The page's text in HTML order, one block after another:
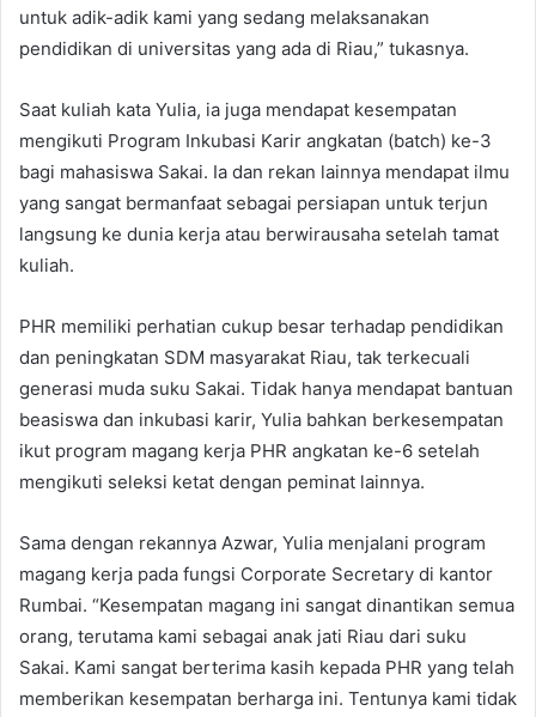
untuk adik-adik kami yang sedang melaksanakan
pendidikan di universitas yang ada di Riau,” tukasnya.
Saat kuliah kata Yulia, ia juga mendapat kesempatan
mengikuti Program Inkubasi Karir angkatan (batch) ke-3
bagi mahasiswa Sakai. Ia dan rekan lainnya mendapat ilmu
yang sangat bermanfaat sebagai persiapan untuk terjun
langsung ke dunia kerja atau berwirausaha setelah tamat
kuliah.
PHR memiliki perhatian cukup besar terhadap pendidikan
dan peningkatan SDM masyarakat Riau, tak terkecuali
generasi muda suku Sakai. Tidak hanya mendapat bantuan
beasiswa dan inkubasi karir, Yulia bahkan berkesempatan
ikut program magang kerja PHR angkatan ke-6 setelah
mengikuti seleksi ketat dengan peminat lainnya.
Sama dengan rekannya Azwar, Yulia menjalani program
magang kerja pada fungsi Corporate Secretary di kantor
Rumbai. “Kesempatan magang ini sangat dinantikan semua
orang, terutama kami sebagai anak jati Riau dari suku
Sakai. Kami sangat berterima kasih kepada PHR yang telah
memberikan kesempatan berharga ini. Tentunya kami tidak